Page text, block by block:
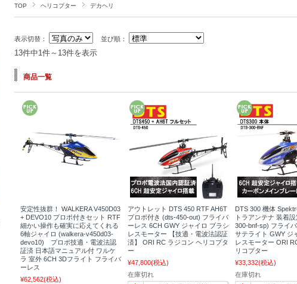
TOP ヘリコプター デカヘリ
表示切替： 並び順：
13件中1件～13件を表示
商品一覧
安定性抜群！ WALKERA V450D03
+ DEVO10 プロポ付きセット RTF
細かい操作も確実に応えてくれる
6軸ジャイロ (walkera-v450d03-
devo10) プロポ技適・電波法認
証済 日本語マニュアル付 ワルケ
ラ 室外 6CH 3Dフライト フライバ
ーレス
¥62,562(税込)
アウトレット DTS 450 RTF AH6T
プロポ付き (dts-450-out) フライバ
ーレス 6CH GWY ジャイロ ブラシ
レスモーター 【技適・電波法認証
済】 ORI RC ラジコン ヘリコプタ
ー
¥47,800(税込)
在庫切れ
DTS 300 機体
トラアンテナ 装着
300-bnf-sp) フライ
サテライト GWY ジ
レスモーター ORI
リコプター
¥33,332(税込)
在庫切れ